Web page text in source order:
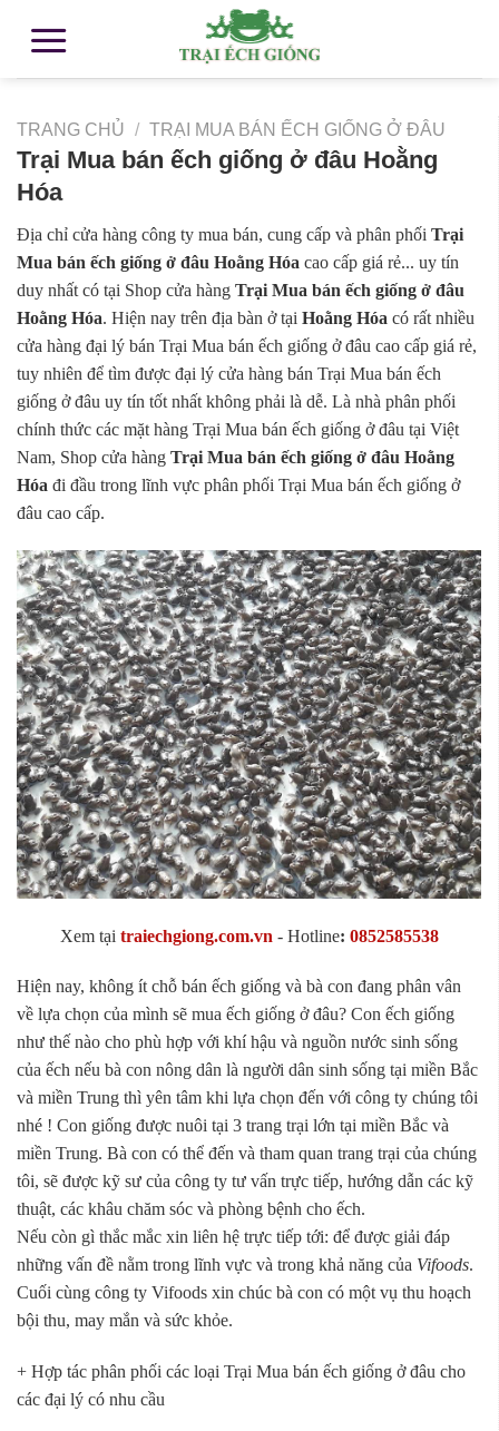
TRANG CHỦ / TRẠI MUA BÁN ẾCH GIỐNG Ở ĐÂU
Trại Mua bán ếch giống ở đâu Hoằng
Hóa
Địa chỉ cửa hàng công ty mua bán, cung cấp và phân phối Trại
Mua bán ếch giống ở đâu Hoằng Hóa cao cấp giá rẻ... uy tín
duy nhất có tại Shop cửa hàng Trại Mua bán ếch giống ở đâu
Hoằng Hóa. Hiện nay trên địa bàn ở tại Hoằng Hóa có rất nhiều
cửa hàng đại lý bán Trại Mua bán ếch giống ở đâu cao cấp giá rẻ,
tuy nhiên để tìm được đại lý cửa hàng bán Trại Mua bán ếch
giống ở đâu uy tín tốt nhất không phải là dễ. Là nhà phân phối
chính thức các mặt hàng Trại Mua bán ếch giống ở đâu tại Việt
Nam, Shop cửa hàng Trại Mua bán ếch giống ở đâu Hoằng
Hóa đi đầu trong lĩnh vực phân phối Trại Mua bán ếch giống ở
đâu cao cấp.
Xem tại traiechgiong.com.vn - Hotline: 0852585538
Hiện nay, không ít chỗ bán ếch giống và bà con đang phân vân
về lựa chọn của mình sẽ mua ếch giống ở đâu? Con ếch giống
như thế nào cho phù hợp với khí hậu và nguồn nước sinh sống
của ếch nếu bà con nông dân là người dân sinh sống tại miền Bắc
và miền Trung thì yên tâm khi lựa chọn đến với công ty chúng tôi
nhé ! Con giống được nuôi tại 3 trang trại lớn tại miền Bắc và
miền Trung. Bà con có thể đến và tham quan trang trại của chúng
tôi, sẽ được kỹ sư của công ty tư vấn trực tiếp, hướng dẫn các kỹ
thuật, các khâu chăm sóc và phòng bệnh cho ếch.
Nếu còn gì thắc mắc xin liên hệ trực tiếp tới: để được giải đáp
những vấn đề nằm trong lĩnh vực và trong khả năng của Vifoods.
Cuối cùng công ty Vifoods xin chúc bà con có một vụ thu hoạch
bội thu, may mắn và sức khỏe.
+ Hợp tác phân phối các loại Trại Mua bán ếch giống ở đâu cho
các đại lý có nhu cầu